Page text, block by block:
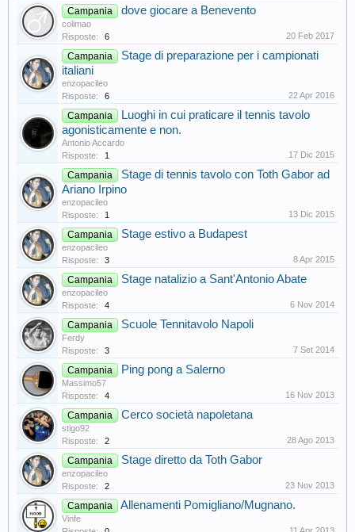
Campania dove giocare a Benevento
colimao
Risposte:
6 20 Feb 2017
Campania
Stage di preparazione per i campionati
italiani
enzopacileo
Risposte:
6 22 Apr 2016
Campania
Luoghi in cui praticare il tennis tavolo
agonisticamente e non.
Antonio Accardo
Risposte:
1 17 Dic 2015
Campania
Stage di tennis tavolo con Toth Gabor ad
Ariano Irpino
enzopacileo
Risposte:
1 13 Dic 2015
Campania Stage estivo a Budapest
enzopacileo
Risposte:
3 8 Apr 2015
Campania Stage natalizio a Sant'Antonio Abate
enzopacileo
Risposte:
4 6 Nov 2014
Campania Scuole Tennitavolo Napoli
Ferdy
Risposte:
3 7 Set 2014
Campania Ping pong a Salerno
Massimo57
Risposte:
4 16 Nov 2013
Campania Cerco società napoletana
stigo92
Risposte:
2 28 Ago 2013
Campania Stage diretto da Toth Gabor
enzopacileo
Risposte:
2 23 Nov 2013
Campania Allenamenti Pomigliano/Mugnano.
Vinfe